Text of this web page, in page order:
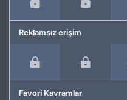
Reklamsız erişim
Favori Kavramlar